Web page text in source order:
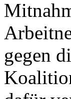
gegen